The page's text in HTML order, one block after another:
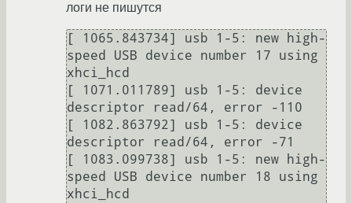
логи не пишутся
[ 1065.843734] usb 1-5: new high-
speed USB device number 17 using
xhci_hcd
[ 1071.011789] usb 1-5: device
descriptor read/64, error -110
[ 1082.863792] usb 1-5: device
descriptor read/64, error -71
[ 1083.099738] usb 1-5: new high-
speed USB device number 18 using
xhci_hcd